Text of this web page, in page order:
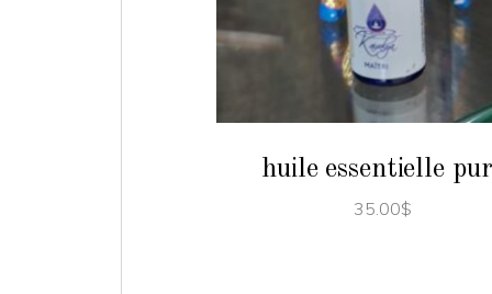
AJOUTER AU PANIER
huile essentielle
35.00$